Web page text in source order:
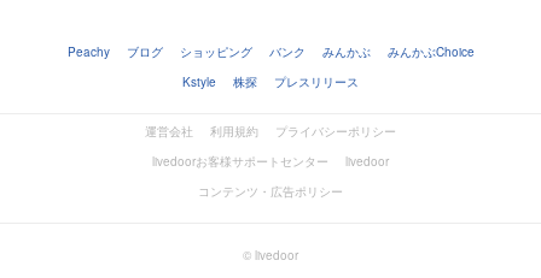
Peachy ブログ ショッピング バンク みんかぶ
みんかぶChoice
Kstyle
株探 プレスリリース
運営会社 利用規約
プライバシーポリシー
livedoorお客様サポートセンター
livedoor
コンテンツ・広告ポリシー
© livedoor